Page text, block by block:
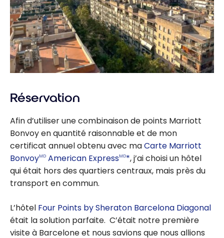
Réservation
Afin d’utiliser une combinaison de points Marriott
Bonvoy en quantité raisonnable et de mon
certificat annuel obtenu avec maCarte Marriott
BonvoyMD American ExpressMD*, j’ai choisi un hôtel
qui était hors des quartiers centraux, mais près du
transport en commun.
L’hôtel Four Points by Sheraton Barcelona Diagonal
était la solution parfaite. C’était notre première
visite à Barcelone et nous savions que nous allions